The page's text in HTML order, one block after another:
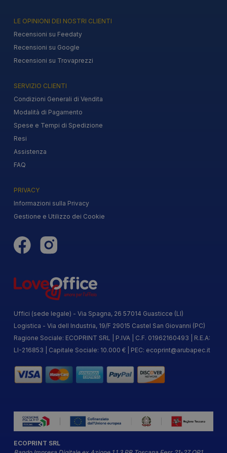
LE OPINIONI DEI NOSTRI CLIENTI
Recensioni su Feedaty
Recensioni su Google
Recensioni su Trovaprezzi
SERVIZIO CLIENTI
Condizioni Generali di Vendita
Modalità di Pagamento
Spese e Tempi di Spedizione
Resi
Assistenza
FAQ
PRIVACY
Informazioni sulla Privacy
Gestione e Utilizzo dei Cookie
Uffici (sede legale) - Via Spagna, 26 57014 Guasticce (LI)
Logistica - Via dell Industria, 19/F 29015 Castel San Giovanni (PC)
Ragione Sociale: ECOPRINT SRL | P.IVA | C.F. 01962160493 | R.E.A:
LI-216853 | Capitale Sociale: 10.000 € | PEC: ecoprint@arubapec.it
ECOPRINT SRL